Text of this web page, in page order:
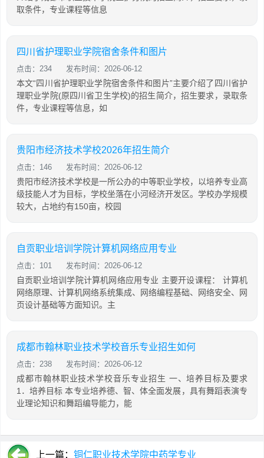
取条件，专业课程等信息
四川省护理职业学院宿舍条件和图片
点击：234 发布时间：2026-06-12
本文“四川省护理职业学院宿舍条件和图片”主要介绍了四川省护
理职业学院(原四川省卫生学校)的招生简介，招生要求，录取条
件，专业课程等信息，如
贵阳市经济技术学校2026年招生简介
点击：146 发布时间：2026-06-12
贵阳市经济技术学校是一所公办的中等职业学校，以培养专业高
级技能人才为目标，学校坐落在小河经济开发区。学校办学规模
较大，占地约有150亩，校园
自贡职业培训学院计算机网络应用专业
点击：101 发布时间：2026-06-12
自贡职业培训学院计算机网络应用专业 主要开设课程： 计算机
网络原理、计算机网络系统集成、网络编程基础、网络安全、网
页设计基础等方面知识。主
成都市翰林职业技术学校音乐专业招生如何
点击：238 发布时间：2026-06-12
成都市翰林职业技术学校音乐专业招生 一、培养目标及要求
1．培养目标 本专业培养德、智、体全面发展，具有舞蹈表演专
业理论知识和舞蹈编导能力，能
上一篇： 铜仁职业技术学院中药学专业